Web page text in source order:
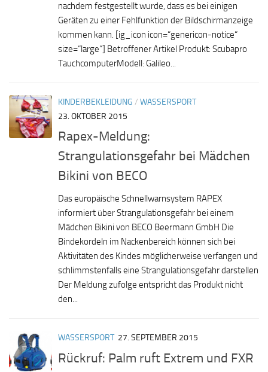
nachdem festgestellt wurde, dass es bei einigen
Geräten zu einer Fehlfunktion der Bildschirmanzeige
kommen kann. [ig_icon icon=“genericon-notice“
size=“large“] Betroffener Artikel Produkt: Scubapro
TauchcomputerModell: Galileo...
KINDERBEKLEIDUNG / WASSERSPORT
23. OKTOBER 2015
Rapex-Meldung:
Strangulationsgefahr bei Mädchen
Bikini von BECO
Das europäische Schnellwarnsystem RAPEX
informiert über Strangulationsgefahr bei einem
Mädchen Bikini von BECO Beermann GmbH Die
Bindekordeln im Nackenbereich können sich bei
Aktivitäten des Kindes möglicherweise verfangen und
schlimmstenfalls eine Strangulationsgefahr darstellen
Der Meldung zufolge entspricht das Produkt nicht
den...
WASSERSPORT 27. SEPTEMBER 2015
Rückruf: Palm ruft Extrem und FXR